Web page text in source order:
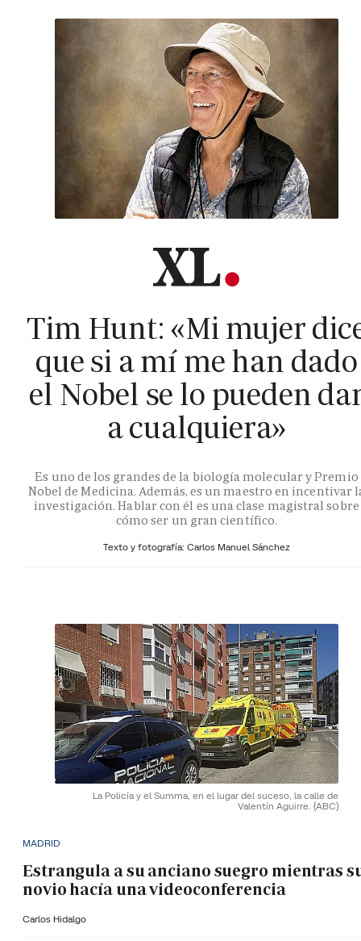
Tim Hunt: «Mi mujer
que si a mí me han dado
el Nobel se lo pueden
a cualquiera»
Es uno de los grandes de la biología molecular y Premio
Nobel de Medicina. Además, es un maestro en incentivar
investigación. Hablar con él es una clase magistral sobre
cómo ser un gran científico.
Texto y fotografía: Carlos Manuel Sánchez
La Policía y el Summa, en el lugar del suceso, la calle de
Valentín Aguirre. (ABC)
MADRID
Estrangula a su anciano suegro mientras
novio hacía una videoconferencia
Carlos Hidalgo